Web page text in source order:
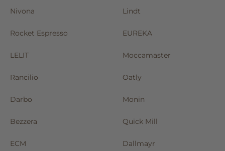
Nivona Lindt
Rocket Espresso EUREKA
LELIT Moccamaster
Rancilio Oatly
Darbo Monin
Bezzera Quick Mill
ECM Dallmayr